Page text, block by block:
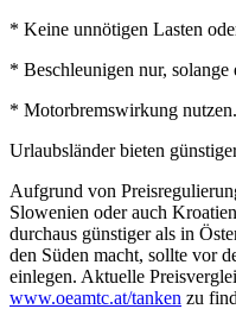
* Keine unnötigen Lasten
* Beschleunigen nur, solange
* Motorbremswirkung nutzen.
Urlaubsländer bieten
Aufgrund von
Slowenien oder auch
durchaus günstiger als in
den Süden macht, sollte vor
einlegen. Aktuelle
www.oeamtc.at/tanken zu